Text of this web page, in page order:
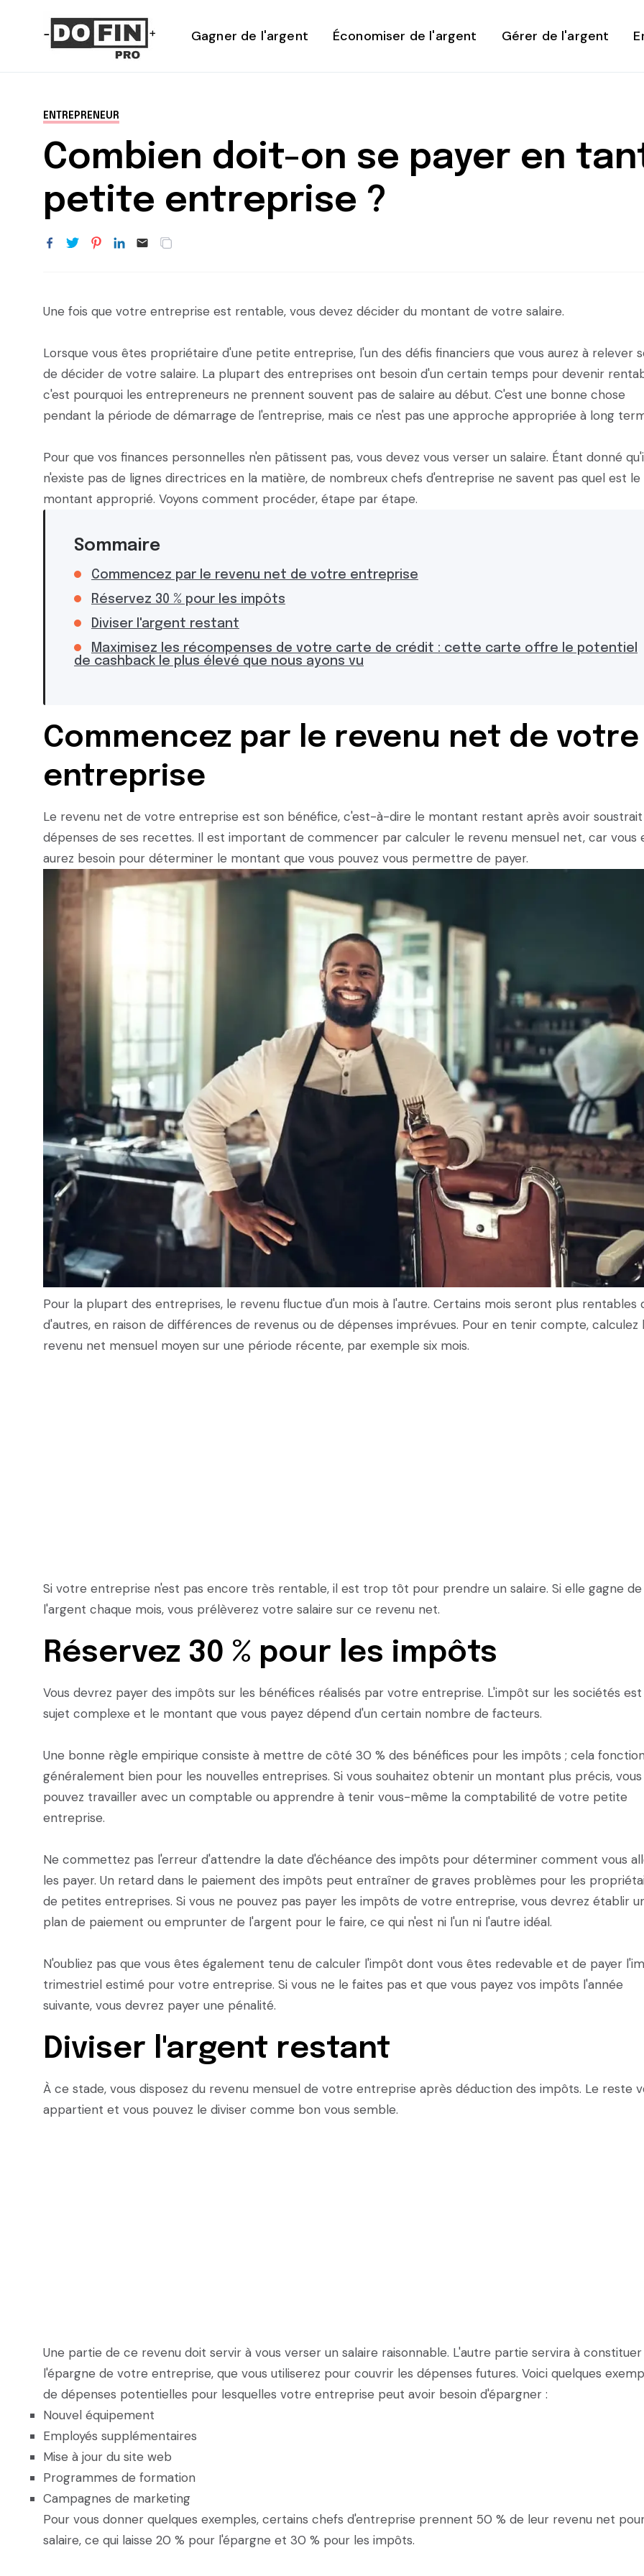
Gagner de l'argent Économiser de l'argent Gérer de l'argent
ENTREPRENEUR
Combien doit-on se payer en
petite entreprise ?
Une fois que votre entreprise est rentable, vous devez décider du montant de votre salaire.
Lorsque vous êtes propriétaire d'une petite entreprise, l'un des défis financiers que vous aurez à relever
de décider de votre salaire. La plupart des entreprises ont besoin d'un certain temps pour devenir
c'est pourquoi les entrepreneurs ne prennent souvent pas de salaire au début. C'est une bonne chose
pendant la période de démarrage de l'entreprise, mais ce n'est pas une approche appropriée à long
Pour que vos finances personnelles n'en pâtissent pas, vous devez vous verser un salaire. Étant donné
n'existe pas de lignes directrices en la matière, de nombreux chefs d'entreprise ne savent pas quel est le
montant approprié. Voyons comment procéder, étape par étape.
Sommaire
Commencez par le revenu net de votre entreprise
Réservez 30 % pour les impôts
Diviser l'argent restant
Maximisez les récompenses de votre carte de crédit : cette carte offre le potentiel
de cashback le plus élevé que nous ayons vu
Commencez par le revenu net de votre
entreprise
Le revenu net de votre entreprise est son bénéfice, c'est-à-dire le montant restant après avoir soustrait
dépenses de ses recettes. Il est important de commencer par calculer le revenu mensuel net, car vous
aurez besoin pour déterminer le montant que vous pouvez vous permettre de payer.
Pour la plupart des entreprises, le revenu fluctue d'un mois à l'autre. Certains mois seront plus rentables
d'autres, en raison de différences de revenus ou de dépenses imprévues. Pour en tenir compte, calculez
revenu net mensuel moyen sur une période récente, par exemple six mois.
Si votre entreprise n'est pas encore très rentable, il est trop tôt pour prendre un salaire. Si elle gagne de
l'argent chaque mois, vous prélèverez votre salaire sur ce revenu net.
Réservez 30 % pour les impôts
Vous devrez payer des impôts sur les bénéfices réalisés par votre entreprise. L'impôt sur les sociétés
sujet complexe et le montant que vous payez dépend d'un certain nombre de facteurs.
Une bonne règle empirique consiste à mettre de côté 30 % des bénéfices pour les impôts ; cela
généralement bien pour les nouvelles entreprises. Si vous souhaitez obtenir un montant plus précis, vous
pouvez travailler avec un comptable ou apprendre à tenir vous-même la comptabilité de votre petite
entreprise.
Ne commettez pas l'erreur d'attendre la date d'échéance des impôts pour déterminer comment vous
les payer. Un retard dans le paiement des impôts peut entraîner de graves problèmes pour les
de petites entreprises. Si vous ne pouvez pas payer les impôts de votre entreprise, vous devrez établir
plan de paiement ou emprunter de l'argent pour le faire, ce qui n'est ni l'un ni l'autre idéal.
N'oubliez pas que vous êtes également tenu de calculer l'impôt dont vous êtes redevable et de payer
trimestriel estimé pour votre entreprise. Si vous ne le faites pas et que vous payez vos impôts l'année
suivante, vous devrez payer une pénalité.
Diviser l'argent restant
À ce stade, vous disposez du revenu mensuel de votre entreprise après déduction des impôts. Le reste
appartient et vous pouvez le diviser comme bon vous semble.
Une partie de ce revenu doit servir à vous verser un salaire raisonnable. L'autre partie servira à constituer
l'épargne de votre entreprise, que vous utiliserez pour couvrir les dépenses futures. Voici quelques
de dépenses potentielles pour lesquelles votre entreprise peut avoir besoin d'épargner :
Nouvel équipement
Employés supplémentaires
Mise à jour du site web
Programmes de formation
Campagnes de marketing
Pour vous donner quelques exemples, certains chefs d'entreprise prennent 50 % de leur revenu net
salaire, ce qui laisse 20 % pour l'épargne et 30 % pour les impôts.